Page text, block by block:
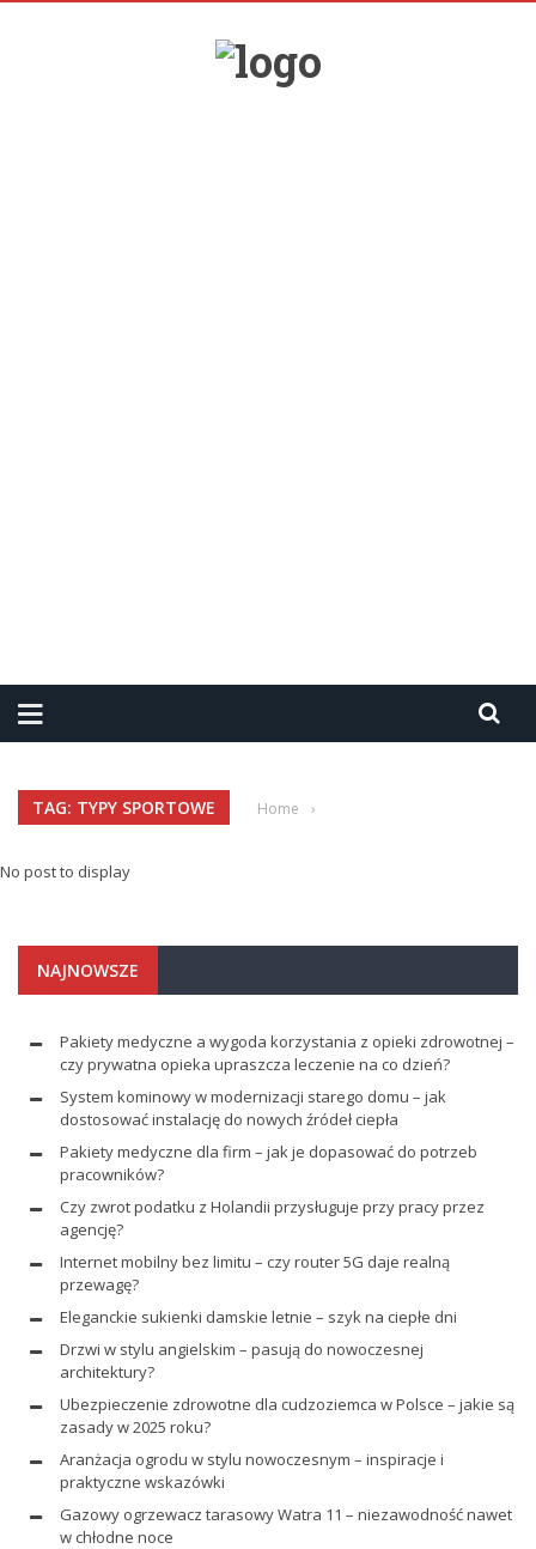
TAG: TYPY SPORTOWE Home ›
No post to display
NAJNOWSZE
Pakiety medyczne a wygoda korzystania z opieki zdrowotnej –
czy prywatna opieka upraszcza leczenie na co dzień?
System kominowy w modernizacji starego domu – jak
dostosować instalację do nowych źródeł ciepła
Pakiety medyczne dla firm – jak je dopasować do potrzeb
pracowników?
Czy zwrot podatku z Holandii przysługuje przy pracy przez
agencję?
Internet mobilny bez limitu – czy router 5G daje realną
przewagę?
Eleganckie sukienki damskie letnie – szyk na ciepłe dni
Drzwi w stylu angielskim – pasują do nowoczesnej
architektury?
Ubezpieczenie zdrowotne dla cudzoziemca w Polsce – jakie są
zasady w 2025 roku?
Aranżacja ogrodu w stylu nowoczesnym – inspiracje i
praktyczne wskazówki
Gazowy ogrzewacz tarasowy Watra 11 – niezawodność nawet
w chłodne noce